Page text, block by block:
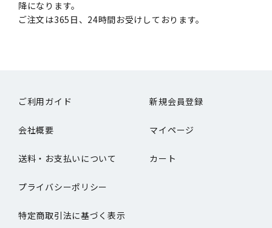
降になります。
ご注文は365日、24時間お受けしております。
ご利用ガイド 新規会員登録
会社概要 マイページ
送料・お支払いについて カート
プライバシーポリシー
特定商取引法に基づく表示